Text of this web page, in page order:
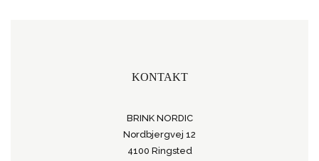
KONTAKT
BRINK NORDIC
Nordbjergvej 12
4100 Ringsted